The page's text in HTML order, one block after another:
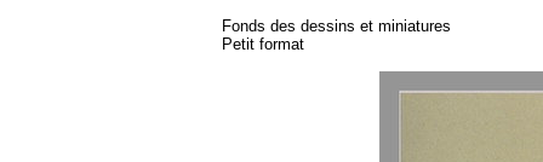
Fonds des dessins et miniatures
Petit format